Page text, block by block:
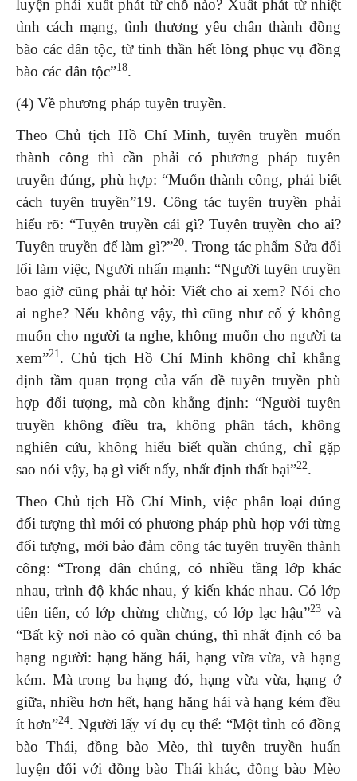
luyện phải xuất phát từ chỗ nào? Xuất phát từ nhiệt
tình cách mạng, tình thương yêu chân thành đồng
bào các dân tộc, từ tinh thần hết lòng phục vụ đồng
bào các dân tộc”18.
(4) Về phương pháp tuyên truyền.
Theo Chủ tịch Hồ Chí Minh, tuyên truyền muốn
thành công thì cần phải có phương pháp tuyên
truyền đúng, phù hợp: “Muốn thành công, phải biết
cách tuyên truyền”19. Công tác tuyên truyền phải
hiểu rõ: “Tuyên truyền cái gì? Tuyên truyền cho ai?
Tuyên truyền để làm gì?”20. Trong tác phẩm Sửa đổi
lối làm việc, Người nhấn mạnh: “Người tuyên truyền
bao giờ cũng phải tự hỏi: Viết cho ai xem? Nói cho
ai nghe? Nếu không vậy, thì cũng như cố ý không
muốn cho người ta nghe, không muốn cho người ta
xem”21. Chủ tịch Hồ Chí Minh không chỉ khẳng
định tầm quan trọng của vấn đề tuyên truyền phù
hợp đối tượng, mà còn khẳng định: “Người tuyên
truyền không điều tra, không phân tách, không
nghiên cứu, không hiểu biết quần chúng, chỉ gặp
sao nói vậy, bạ gì viết nấy, nhất định thất bại”22.
Theo Chủ tịch Hồ Chí Minh, việc phân loại đúng
đối tượng thì mới có phương pháp phù hợp với từng
đối tượng, mới bảo đảm công tác tuyên truyền thành
công: “Trong dân chúng, có nhiều tầng lớp khác
nhau, trình độ khác nhau, ý kiến khác nhau. Có lớp
tiền tiến, có lớp chừng chừng, có lớp lạc hậu”23và
“Bất kỳ nơi nào có quần chúng, thì nhất định có ba
hạng người: hạng hăng hái, hạng vừa vừa, và hạng
kém. Mà trong ba hạng đó, hạng vừa vừa, hạng ở
giữa, nhiều hơn hết, hạng hăng hái và hạng kém đều
ít hơn”24. Người lấy ví dụ cụ thể: “Một tỉnh có đồng
bào Thái, đồng bào Mèo, thì tuyên truyền huấn
luyện đối với đồng bào Thái khác, đồng bào Mèo